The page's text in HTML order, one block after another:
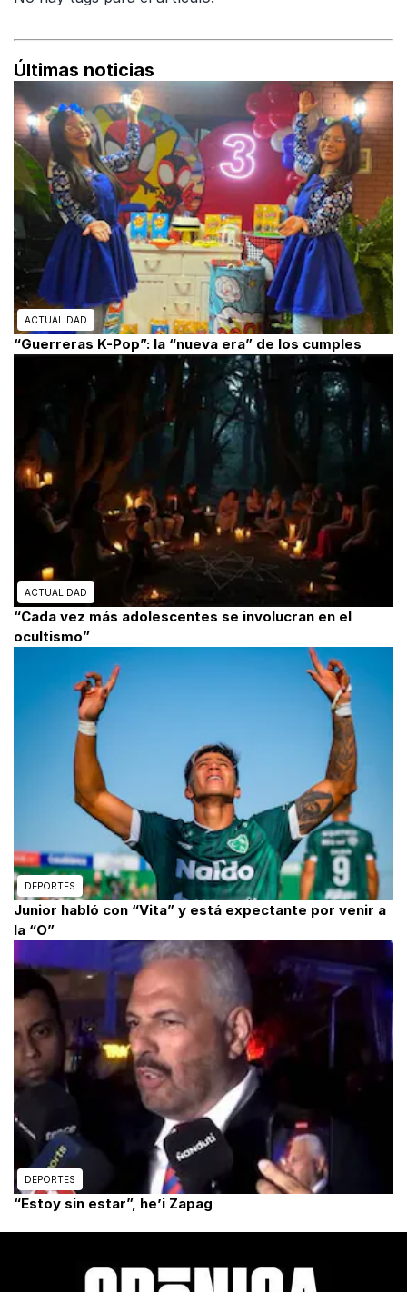
Últimas noticias
ACTUALIDAD
“Guerreras K-Pop”: la “nueva era” de los cumples
ACTUALIDAD
“Cada vez más adolescentes se involucran en el
ocultismo”
DEPORTES
Junior habló con “Vita” y está expectante por venir a
la “O”
DEPORTES
“Estoy sin estar”, he’i Zapag